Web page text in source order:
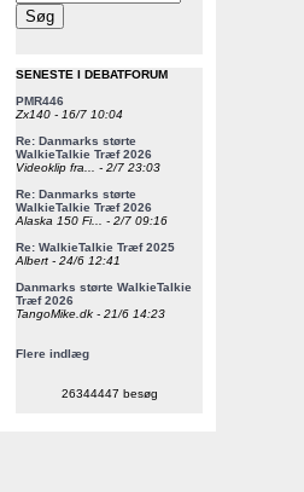
SENESTE I DEBATFORUM
PMR446
Zx140 - 16/7 10:04
Re: Danmarks størte
WalkieTalkie Træf 2026
Videoklip fra... - 2/7 23:03
Re: Danmarks størte
WalkieTalkie Træf 2026
Alaska 150 Fi... - 2/7 09:16
Re: WalkieTalkie Træf 2025
Albert - 24/6 12:41
Danmarks størte WalkieTalkie
Træf 2026
TangoMike.dk - 21/6 14:23
Flere indlæg
26344447 besøg